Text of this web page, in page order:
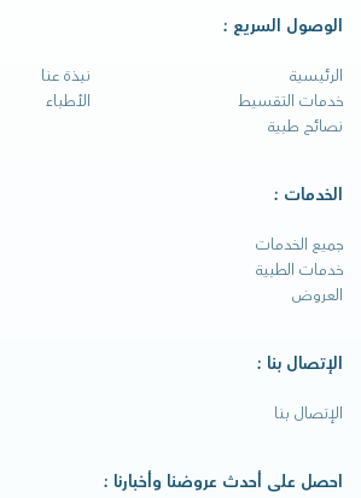
الوصول السريع :
الرئيسية
نبذة عنا
خدمات التقسيط
الأطباء
نصائح طبية
الخدمات :
جميع الخدمات
خدمات الطبية
العروض
الإتصال بنا :
الإتصال بنا
احصل على أحدث عروضنا وأخبارنا :